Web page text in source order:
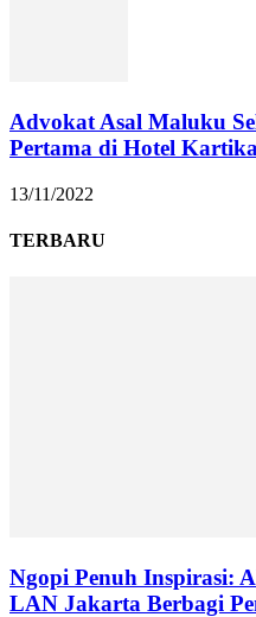
Advokat Asal Maluku
Pertama di Hotel
13/11/2022
TERBARU
Ngopi Penuh Inspirasi:
LAN Jakarta Berbagi